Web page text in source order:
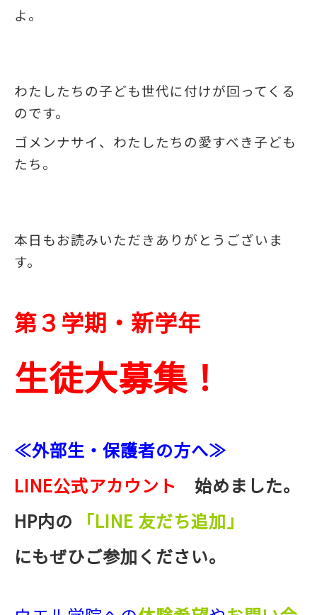
よ。
わたしたちの子ども世代に付けが回ってくる
のです。
ゴメンナサイ、わたしたちの愛すべき子ども
たち。
本日もお読みいただきありがとうございま
す。
第３学期・新学年
生徒大募集！
≪外部生・保護者の方へ≫
LINE公式アカウント 始めました。
HP内の
「LINE 友だち追加」
にもぜひご参加ください。